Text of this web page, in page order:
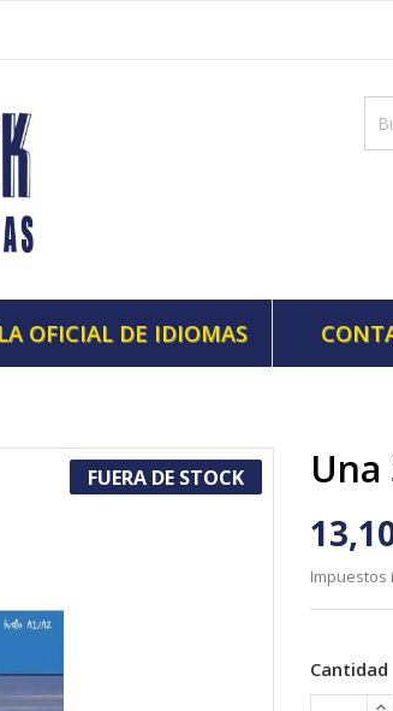
OFICIAL DE IDIOMAS
FUERA DE STOCK
Impuestos
Cantidad